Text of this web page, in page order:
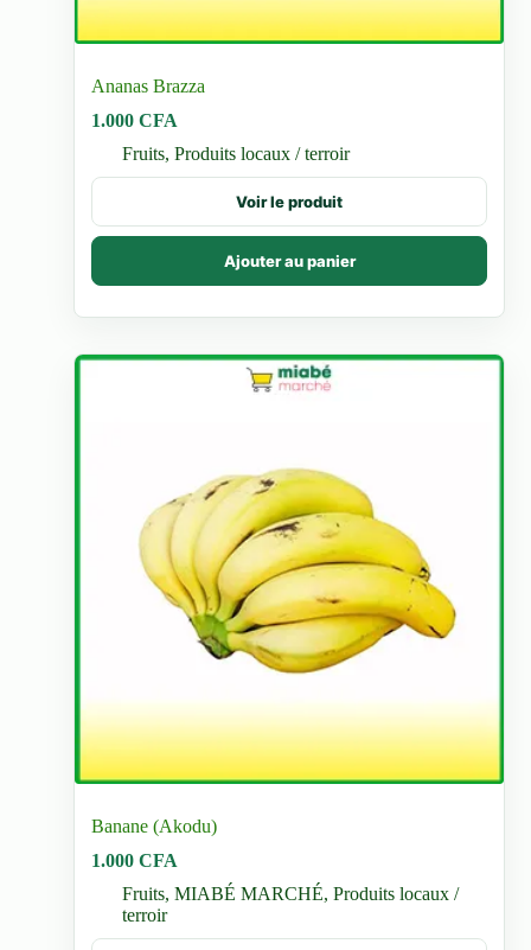
Ananas Brazza
1.000CFA
Fruits,Produits locaux / terroir
Voir le produit
Ajouter au panier
Banane (Akodu)
1.000CFA
Fruits,MIABÉ MARCHÉ,Produits locaux /
terroir